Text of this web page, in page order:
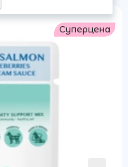
Суперцена
Суперцена